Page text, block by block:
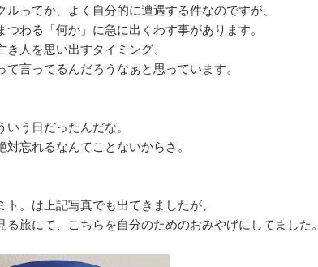
ルってか、よく自分的に遭遇する件なのですが、
つわる「何か」に急に出くわす事があります。
き人を思い出すタイミング、
て言ってるんだろうなぁと思っています。
いう日だったんだな。
対忘れるなんてことないからさ。
ト。は上記写真でも出てきましたが、
る旅にて、こちらを自分のためのおみやげにしてました。